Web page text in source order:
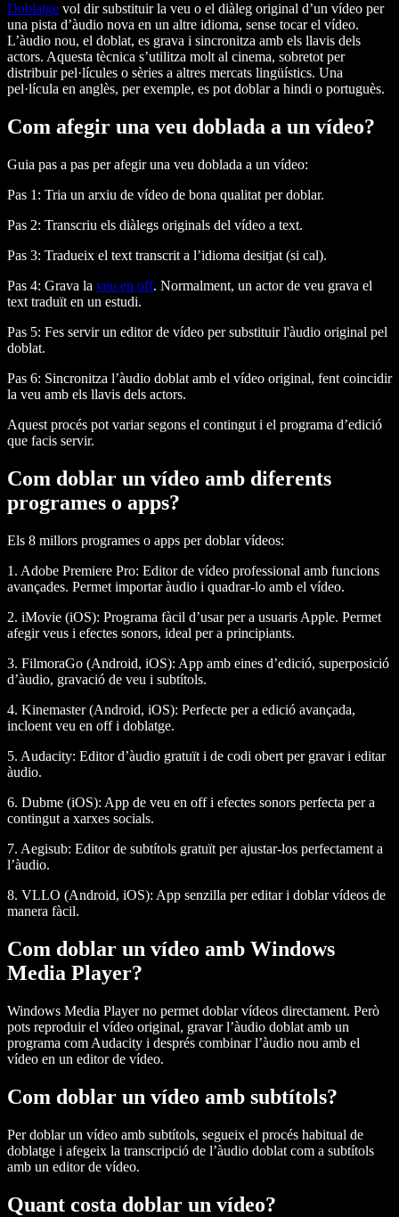
Doblatge vol dir substituir la veu o el diàleg original d’un vídeo per
una pista d’àudio nova en un altre idioma, sense tocar el vídeo.
L’àudio nou, el doblat, es grava i sincronitza amb els llavis dels
actors. Aquesta tècnica s’utilitza molt al cinema, sobretot per
distribuir pel·lícules o sèries a altres mercats lingüístics. Una
pel·lícula en anglès, per exemple, es pot doblar a hindi o portuguès.
Com afegir una veu doblada a un vídeo?
Guia pas a pas per afegir una veu doblada a un vídeo:
Pas 1: Tria un arxiu de vídeo de bona qualitat per doblar.
Pas 2: Transcriu els diàlegs originals del vídeo a text.
Pas 3: Tradueix el text transcrit a l’idioma desitjat (si cal).
Pas 4: Grava la veu en off. Normalment, un actor de veu grava el
text traduït en un estudi.
Pas 5: Fes servir un editor de vídeo per substituir l'àudio original pel
doblat.
Pas 6: Sincronitza l’àudio doblat amb el vídeo original, fent coincidir
la veu amb els llavis dels actors.
Aquest procés pot variar segons el contingut i el programa d’edició
que facis servir.
Com doblar un vídeo amb diferents
programes o apps?
Els 8 millors programes o apps per doblar vídeos:
1. Adobe Premiere Pro: Editor de vídeo professional amb funcions
avançades. Permet importar àudio i quadrar-lo amb el vídeo.
2. iMovie (iOS): Programa fàcil d’usar per a usuaris Apple. Permet
afegir veus i efectes sonors, ideal per a principiants.
3. FilmoraGo (Android, iOS): App amb eines d’edició, superposició
d’àudio, gravació de veu i subtítols.
4. Kinemaster (Android, iOS): Perfecte per a edició avançada,
incloent veu en off i doblatge.
5. Audacity: Editor d’àudio gratuït i de codi obert per gravar i editar
àudio.
6. Dubme (iOS): App de veu en off i efectes sonors perfecta per a
contingut a xarxes socials.
7. Aegisub: Editor de subtítols gratuït per ajustar-los perfectament a
l’àudio.
8. VLLO (Android, iOS): App senzilla per editar i doblar vídeos de
manera fàcil.
Com doblar un vídeo amb Windows
Media Player?
Windows Media Player no permet doblar vídeos directament. Però
pots reproduir el vídeo original, gravar l’àudio doblat amb un
programa com Audacity i després combinar l’àudio nou amb el
vídeo en un editor de vídeo.
Com doblar un vídeo amb subtítols?
Per doblar un vídeo amb subtítols, segueix el procés habitual de
doblatge i afegeix la transcripció de l’àudio doblat com a subtítols
amb un editor de vídeo.
Quant costa doblar un vídeo?